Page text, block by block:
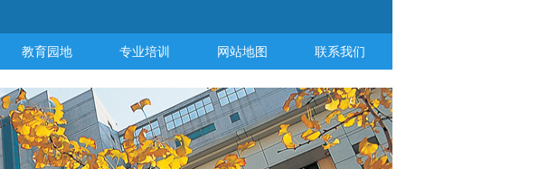
教育园地 专业培训 网站地图 联系我们